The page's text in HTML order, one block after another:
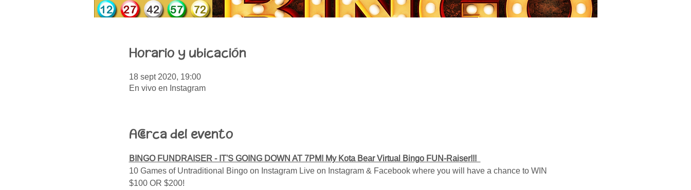
Horario y ubicación
18 sept 2020, 19:00
En vivo en Instagram
Acerca del evento
BINGO FUNDRAISER - IT'S GOING DOWN AT 7PM! My Kota Bear Virtual Bingo FUN-Raiser!!!
10 Games of Untraditional Bingo on Instagram Live on Instagram & Facebook where you will have a chance to WIN
$100 OR $200!